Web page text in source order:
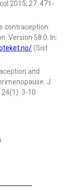
2015; 27: 471-
contraception:
Version 58.0. In:
(Sist
and
J
3-10.